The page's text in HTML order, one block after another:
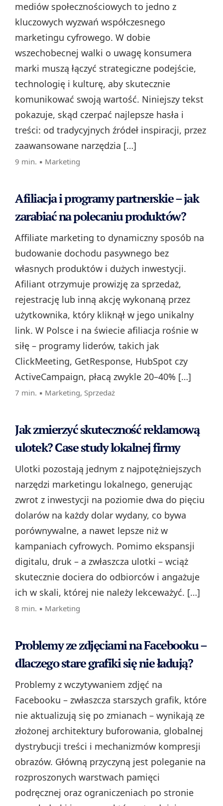
mediów społecznościowych to jedno z
kluczowych wyzwań współczesnego
marketingu cyfrowego. W dobie
wszechobecnej walki o uwagę konsumera
marki muszą łączyć strategiczne podejście,
technologię i kulturę, aby skutecznie
komunikować swoją wartość. Niniejszy tekst
pokazuje, skąd czerpać najlepsze hasła i
treści: od tradycyjnych źródeł inspiracji, przez
zaawansowane narzędzia […]
9 min. ▪ Marketing
Afiliacja i programy partnerskie – jak
zarabiać na polecaniu produktów?
Affiliate marketing to dynamiczny sposób na
budowanie dochodu pasywnego bez
własnych produktów i dużych inwestycji.
Afiliant otrzymuje prowizję za sprzedaż,
rejestrację lub inną akcję wykonaną przez
użytkownika, który kliknął w jego unikalny
link. W Polsce i na świecie afiliacja rośnie w
siłę – programy liderów, takich jak
ClickMeeting, GetResponse, HubSpot czy
ActiveCampaign, płacą zwykle 20–40% […]
7 min. ▪ Marketing, Sprzedaż
Jak zmierzyć skuteczność reklamową
ulotek? Case study lokalnej firmy
Ulotki pozostają jednym z najpotężniejszych
narzędzi marketingu lokalnego, generując
zwrot z inwestycji na poziomie dwa do pięciu
dolarów na każdy dolar wydany, co bywa
porównywalne, a nawet lepsze niż w
kampaniach cyfrowych. Pomimo ekspansji
digitalu, druk – a zwłaszcza ulotki – wciąż
skutecznie dociera do odbiorców i angażuje
ich w skali, której nie należy lekceważyć. […]
8 min. ▪ Marketing
Problemy ze zdjęciami na Facebooku –
dlaczego stare grafiki się nie ładują?
Problemy z wczytywaniem zdjęć na
Facebooku – zwłaszcza starszych grafik, które
nie aktualizują się po zmianach – wynikają ze
złożonej architektury buforowania, globalnej
dystrybucji treści i mechanizmów kompresji
obrazów. Główną przyczyną jest poleganie na
rozproszonych warstwach pamięci
podręcznej oraz ograniczeniach po stronie